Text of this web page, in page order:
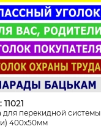
для перекидной системы
400х50мм